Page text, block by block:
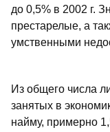
до 0,5% в 2002 г.
престарелые, а
умственными
Из общего числа
занятых в
найму, примерно